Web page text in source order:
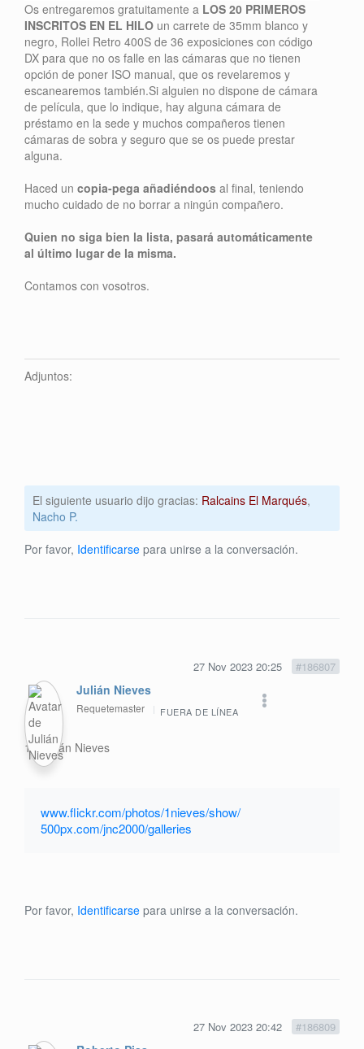
Os entregaremos gratuitamente a LOS 20 PRIMEROS
INSCRITOS EN EL HILO un carrete de 35mm blanco y
negro, Rollei Retro 400S de 36 exposiciones con código
DX para que no os falle en las cámaras que no tienen
opción de poner ISO manual, que os revelaremos y
escanearemos también.Si alguien no dispone de cámara
de película, que lo indique, hay alguna cámara de
préstamo en la sede y muchos compañeros tienen
cámaras de sobra y seguro que se os puede prestar
alguna.
Haced un copia-pega añadiéndoos al final, teniendo
mucho cuidado de no borrar a ningún compañero.
Quien no siga bien la lista, pasará automáticamente
al último lugar de la misma.
Contamos con vosotros.
Adjuntos:
El siguiente usuario dijo gracias: Ralcains El Marqués,
Nacho P.
Por favor, Identificarse para unirse a la conversación.
27 Nov 2023 20:25 #186807
Julián Nieves
Requetemaster FUERA DE LÍNEA
1 - Julián Nieves
www.flickr.com/photos/1nieves/show/
500px.com/jnc2000/galleries
Por favor, Identificarse para unirse a la conversación.
27 Nov 2023 20:42 #186809